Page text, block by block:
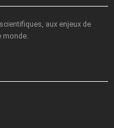
aux enjeux de
monde.